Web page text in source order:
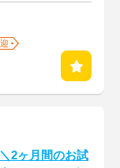
2ヶ月間のお試